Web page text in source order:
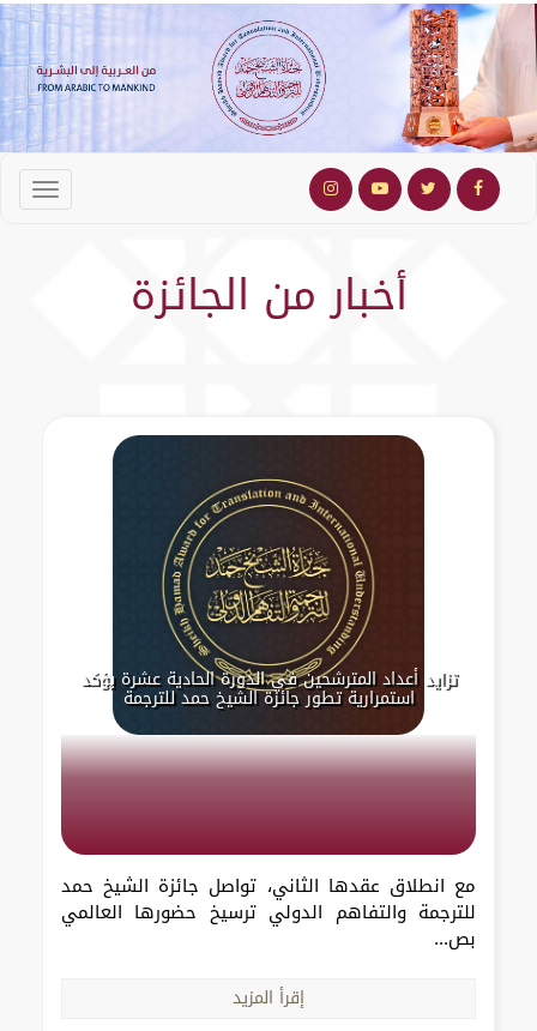
أخبار من الجائزة
تزايد أعداد المترشحين في الدورة الحادية عشرة يؤكد
استمرارية تطور جائزة الشيخ حمد للترجمة
مع انطلاق عقدها الثاني، تواصل جائزة الشيخ حمد
للترجمة والتفاهم الدولي ترسيخ حضورها العالمي
بص...
إقرأ المزيد